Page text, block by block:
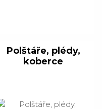
Polštáře, plédy,
koberce